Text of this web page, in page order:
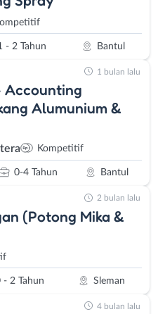
- 2 Tahun Bantul
Accounting
Alumunium &
Kompetitif
0-4 Tahun Bantul
1 bulan lalu
(Potong Mika &
- 2 Tahun Sleman
2 bulan lalu
4 bulan lalu